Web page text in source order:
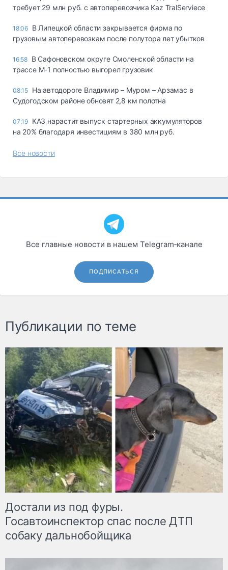
требует 29 млн руб. с автоперевозчика Kaz TralServiece
18:06 В Липецкой области закрывается фирма по
грузовым автоперевозкам после полутора лет убытков
16:58 В Сафоновском округе Смоленской области на
трассе М-1 полностью выгорел грузовик
08:15 На автодороге Владимир – Муром – Арзамас в
Судогодском районе обновят 2,8 км полотна
07:19 КАЗ нарастит выпуск стартерных аккумуляторов
на 20% благодаря инвестициям в 380 млн руб.
Все новости
Все главные новости в нашем Telegram‑канале
ПОДПИСАТЬСЯ
Публикации по теме
Достали из под фуры.
Госавтоинспектор спас после ДТП
собаку дальнобойщика